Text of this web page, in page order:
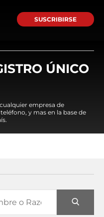
SUSCRIBIRSE
ÚNICO
empresa de
y mas en la base de